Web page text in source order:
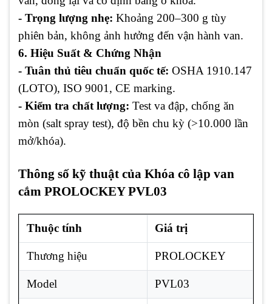
- Trọng lượng nhẹ: Khoảng 200–300 g tùy
phiên bản, không ảnh hưởng đến vận hành van.
6. Hiệu Suất & Chứng Nhận
- Tuân thủ tiêu chuẩn quốc tế: OSHA 1910.147
(LOTO), ISO 9001, CE marking.
- Kiểm tra chất lượng: Test va đập, chống ăn
mòn (salt spray test), độ bền chu kỳ (>10.000 lần
mở/khóa).
Thông số kỹ thuật của Khóa cô lập van
cắm PROLOCKEY PVL03
Thuộc tính Giá trị
Thương hiệu PROLOCKEY
Model PVL03